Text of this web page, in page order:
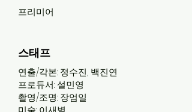
프리미어
스태프
연출/각본: 정수진, 백진연
프로듀서: 설민영
촬영/조명: 장엄일